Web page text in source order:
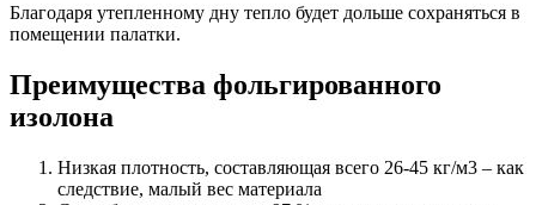
Благодаря утепленному дну тепло будет дольше сохраняться в
помещении палатки.
Преимущества фольгированного
изолона
Низкая плотность, составляющая всего 26-45 кг/м3 – как
следствие, малый вес материала